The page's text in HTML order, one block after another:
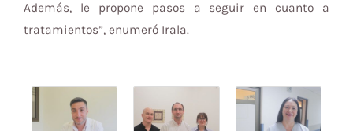
Además, le propone pasos a seguir en cuanto a
tratamientos”, enumeró Irala.